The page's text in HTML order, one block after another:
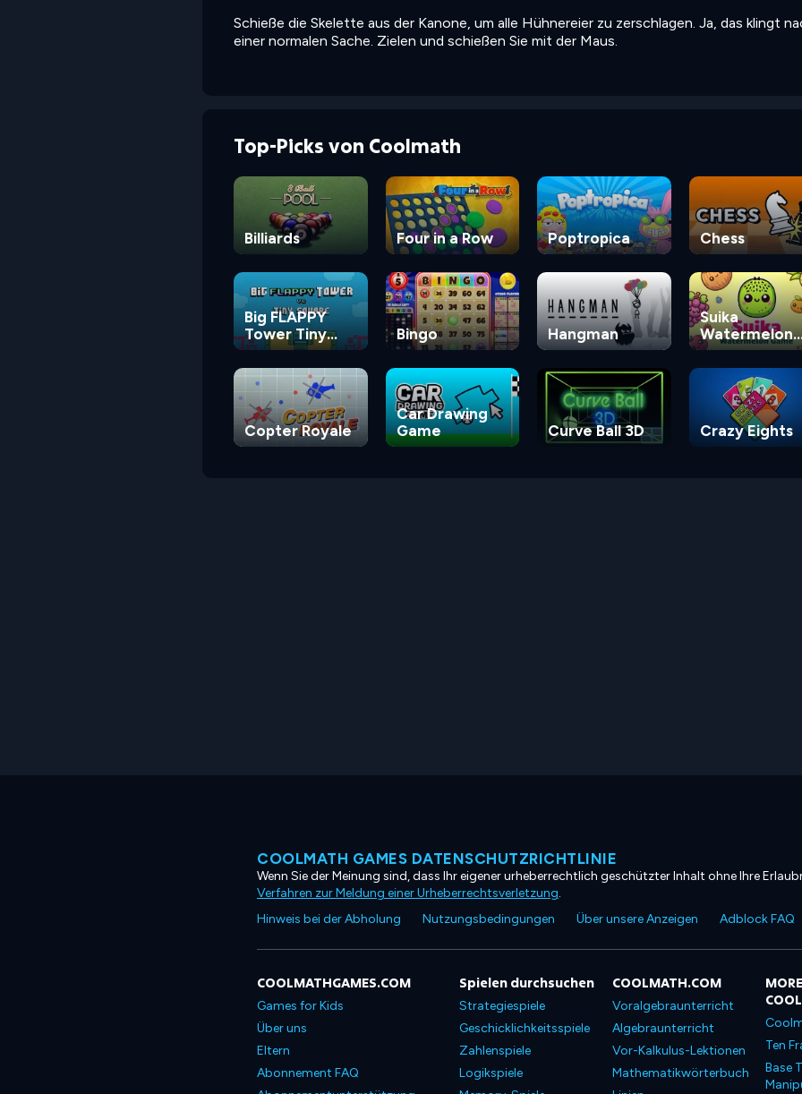
Schieße die Skelette aus der Kanone, um alle Hühnereier zu zerschlagen. Ja, das klingt
einer normalen Sache. Zielen und schießen Sie mit der Maus.
Top-Picks von Coolmath
Billiards Four in a Row Poptropica Chess
Big FLAPPY
Tower Tiny
Square
Bingo Hangman
Suika
Watermelon
Game
Copter Royale
Car Drawing
Game
Curve Ball 3D Crazy Eights
COOLMATH GAMES DATENSCHUTZRICHTLINIE
Wenn Sie der Meinung sind, dass Ihr eigener urheberrechtlich geschützter Inhalt ohne Ihre
Verfahren zur Meldung einer Urheberrechtsverletzung.
Hinweis bei der Abholung
Nutzungsbedingungen Über unsere Anzeigen Adblock FAQ
COOLMATHGAMES.COM
Games for Kids
Über uns
Eltern
Abonnement FAQ
Spielen durchsuchen
Strategiespiele
Geschicklichkeitsspiele
Zahlenspiele
Logikspiele
COOLMATH.COM
Voralgebraunterricht
Algebraunterricht
Vor-Kalkulus-Lektionen
Mathematikwörterbuch
Ten
Base